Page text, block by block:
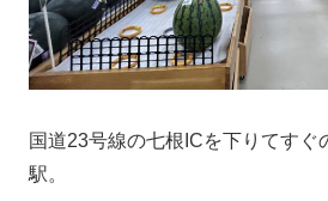
国道23号線の七根ICを下りてすぐ
駅。